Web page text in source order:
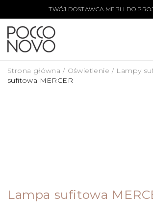
TWÓJ DOSTAWCA MEBLI DO
Strona główna / Oświetlenie / Lampy
sufitowa MERCER
Lampa sufitowa